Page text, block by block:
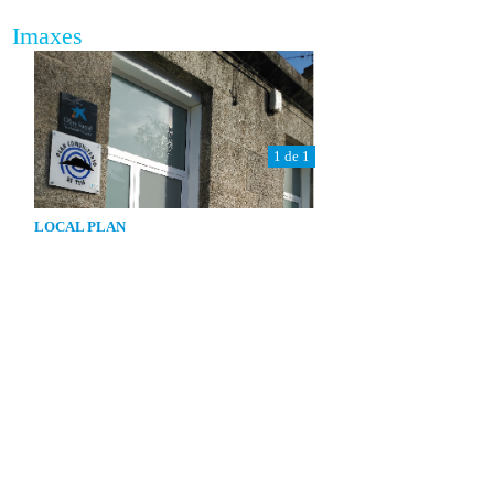
Imaxes
1 de 1
LOCAL PLAN